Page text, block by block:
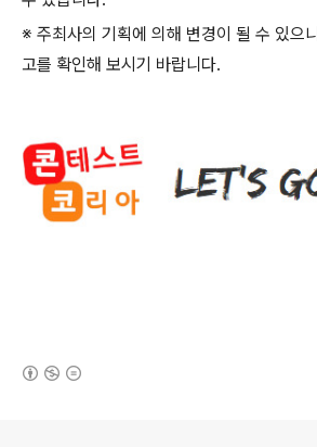
※ 주최사의 기획에 의해 변경이 될 수 있으니
고를 확인해 보시기 바랍니다.